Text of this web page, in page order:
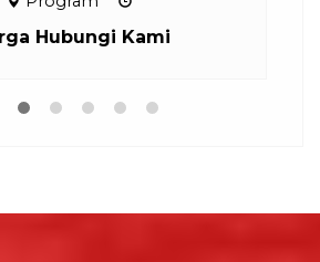
Hubungi Kami